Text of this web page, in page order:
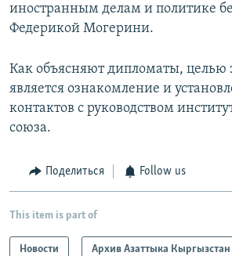
иностранным делам и политике
Федерикой Могерини.
Как объясняют дипломаты, целью
является ознакомление и
контактов с руководством
союза.
Поделиться Follow us
This item is part of
Новости Архив Азаттыка Кыргызстан